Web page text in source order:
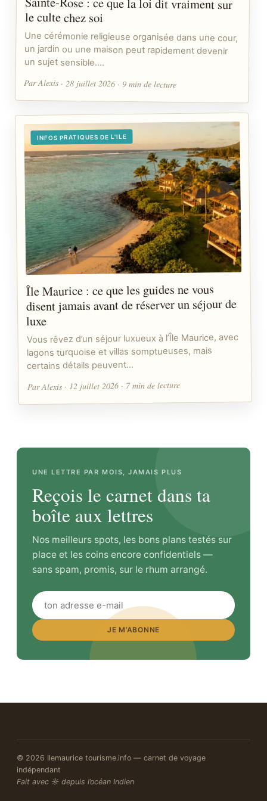
le culte chez soi
Une cérémonie religieuse organisée dans une cour,
un jardin ou une maison peut rapidement devenir
un sujet sensible.…
Par Alexis · 28 juillet 2026 · 9 min de lecture
INFOS PRATIQUES DE L'ILE
Île Maurice : ce que les guides ne vous
disent jamais avant de réserver un séjour de
luxe
Vous rêvez d’un séjour luxueux à l’Île Maurice, avec
lagons turquoise et villas somptueuses, mais
certains détails peuvent…
Par Alexis · 12 juillet 2026 · 7 min de lecture
UNE LETTRE PAR MOIS, JAMAIS PLUS
Reçois le carnet dans ta
boîte aux lettres
Nos meilleurs spots, les bons plans testés sur
place et les coins encore confidentiels —
sans spam, promis, sur le rhum arrangé.
JE M’ABONNE
© 2026 Ilemaurice tourisme.info — carnet de voyage
indépendant
Fait avec ☼ depuis l’océan Indien